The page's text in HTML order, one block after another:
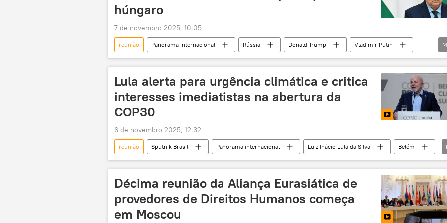
húngaro
7 de novembro 2025, 10:05
reunião Panorama internacional Rússia Donald Trump
Vladimir Putin
Viktor Orbán
Budapeste Washington Hungria Lukoil
Rosneft
Lula alerta para urgência climática e critica
interesses imediatistas na abertura da
COP30
6 de novembro 2025, 12:32
reunião Sputnik Brasil Panorama internacional Luiz Inácio Lula da Silva
Belém
cúpula
Décima reunião da Aliança Eurasiática de
provedores de Direitos Humanos começa
em Moscou